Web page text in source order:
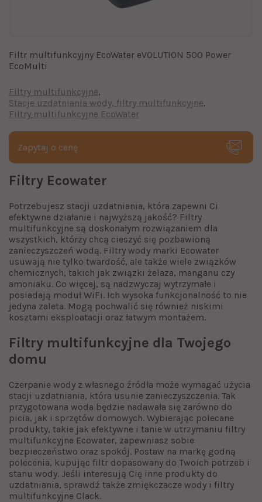
Filtr multifunkcyjny EcoWater eVOLUTION 500 Power
EcoMulti
Filtry multifunkcyjne
Stacje uzdatniania wody, filtry multifunkcyjne
Filtry multifunkcyjne EcoWater
Zapytaj o cenę
Filtry Ecowater
Potrzebujesz stacji uzdatniania, która zapewni Ci
efektywne działanie i najwyższą jakość? Filtry
multifunkcyjne są doskonałym rozwiązaniem dla
wszystkich, którzy chcą cieszyć się pozbawioną
zanieczyszczeń wodą. Filtry wody marki Ecowater
usuwają nie tylko twardość, ale także wiele związków
chemicznych, takich jak związki żelaza, manganu czy
amoniaku. Co więcej, są nadzwyczaj wytrzymałe i
posiadają moduł WiFi. Ich wysoka funkcjonalność to nie
jedyna zaleta. Mogą pochwalić się również niskimi
kosztami eksploatacji oraz łatwym montażem.
Filtry multifunkcyjne dla Twojego
domu
Czerpanie wody z własnego źródła może wymagać użycia
stacji uzdatniania, która usunie zanieczyszczenia. Tak
przygotowana woda będzie nadawała się zarówno do
picia, jak i sprzętów domowych. Wybierając polecane
produkty, takie jak efektywne i tanie w utrzymaniu filtry
multifunkcyjne Ecowater, zapewniasz sobie
bezpieczeństwo oraz spokój. Postaw na markę godną
polecenia, kupując filtr dopasowany do Twoich potrzeb i
stanu wody. Jeśli interesują Cię inne produkty do
uzdatniania, sprawdź także zmiękczacze wody i filtry
multifunkcyjne Clack.